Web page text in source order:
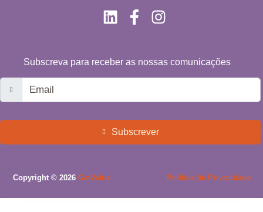
Subscreva para receber as nossas comunicações
Subscrever
Copyright © 2026 GetValue Política de Privacidade